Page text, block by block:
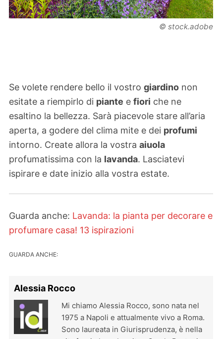
© stock.adobe
Se volete rendere bello il vostro giardino non
esitate a riempirlo di piante e fiori che ne
esaltino la bellezza. Sarà piacevole stare all’aria
aperta, a godere del clima mite e dei profumi
intorno. Create allora la vostra aiuola
profumatissima con la lavanda. Lasciatevi
ispirare e date inizio alla vostra estate.
Guarda anche: Lavanda: la pianta per decorare e
profumare casa! 13 ispirazioni
GUARDA ANCHE:
Alessia Rocco
Mi chiamo Alessia Rocco, sono nata nel
1975 a Napoli e attualmente vivo a Roma.
Sono laureata in Giurisprudenza, è nella